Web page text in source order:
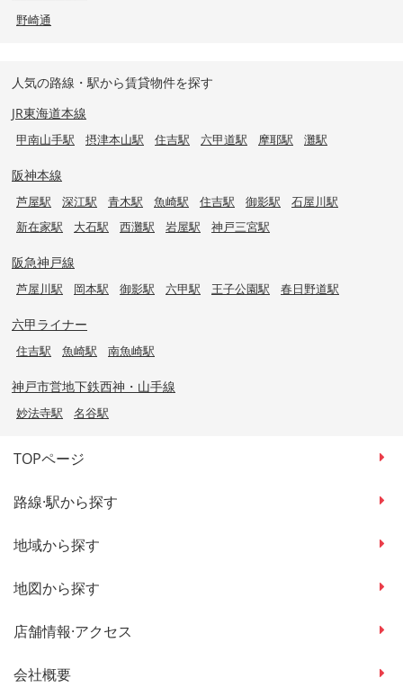
野崎通
人気の路線・駅から賃貸物件を探す
JR東海道本線
甲南山手駅 摂津本山駅 住吉駅 六甲道駅 摩耶駅 灘駅
阪神本線
芦屋駅 深江駅 青木駅 魚崎駅 住吉駅 御影駅
石屋川駅
新在家駅
大石駅 西灘駅 岩屋駅 神戸三宮駅
阪急神戸線
芦屋川駅 岡本駅 御影駅 六甲駅 王子公園駅 春日野道駅
六甲ライナー
住吉駅 魚崎駅 南魚崎駅
神戸市営地下鉄西神・山手線
妙法寺駅 名谷駅
TOPページ
路線·駅から探す
地域から探す
地図から探す
店舗情報·アクセス
会社概要